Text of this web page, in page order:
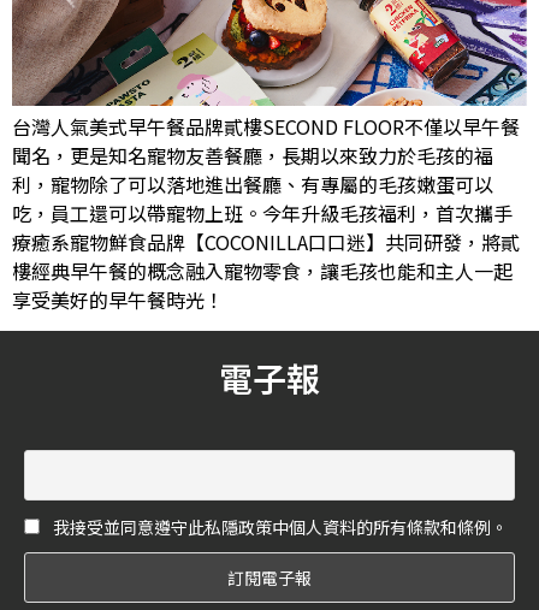
台灣人氣美式早午餐品牌貳樓SECOND FLOOR不僅以早午餐
聞名，更是知名寵物友善餐廳，長期以來致力於毛孩的福
利，寵物除了可以落地進出餐廳、有專屬的毛孩嫩蛋可以
吃，員工還可以帶寵物上班。今年升級毛孩福利，首次攜手
療癒系寵物鮮食品牌【COCONILLA口口迷】共同研發，將貳
樓經典早午餐的概念融入寵物零食，讓毛孩也能和主人一起
享受美好的早午餐時光！
電子報
我接受並同意遵守此私隱政策中個人資料的所有條款和條例。